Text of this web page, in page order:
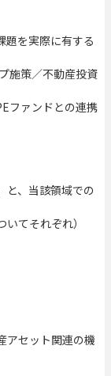
を実際に有する
施策／不動産投資
ファンドとの連携
と、当該領域での
てそれぞれ）
アセット関連の機